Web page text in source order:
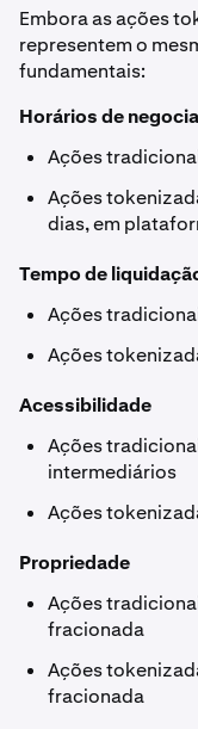
Embora as ações
representem o
fundamentais:
Horários de
Ações
Ações
dias, em
Tempo de
Ações
Ações
Acessibilidade
Ações
intermediários
Ações
Propriedade
Ações
fracionada
Ações
fracionada